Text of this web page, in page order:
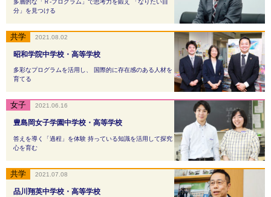
分」を見つける
昭和学院中学校・高等学校
多彩なプログラムを活用し、 国際的に存在感のある人材を
育てる
2021.08.02
豊島岡女子学園中学校・高等学校
答えを導く「過程」を体験 持っている知識を活用して探究
心を育む
2021.06.16
品川翔英中学校・高等学校
2021.07.08